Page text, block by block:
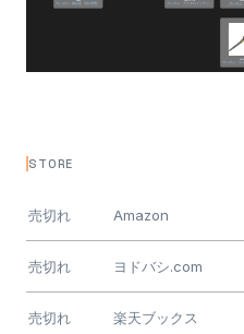
STORE
売切れ Amazon
売切れ ヨドバシ.com
売切れ 楽天ブックス